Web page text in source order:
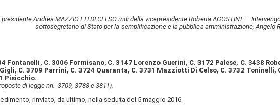
Andrea MAZZIOTTI DI CELSO indi della vicepresidente Roberta AGOSTINI. —
sottosegretario di Stato per la semplificazione e la pubblica amministrazione, Angelo
Fontanelli, C. 3006 Formisano, C. 3147 Lorenzo Guerini, C. 3172 Palese, C. 3438
C. 3709 Parrini, C. 3724 Quaranta, C. 3731 Mazziotti Di Celso, C. 3732
Pisicchio.
di legge nn. 3709, 3788 e 3811).
rinviato, da ultimo, nella seduta del 5 maggio 2016.